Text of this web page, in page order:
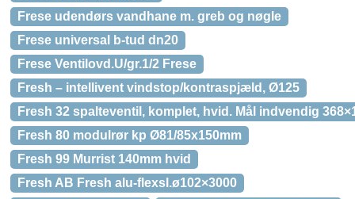
Frese udendørs vandhane m. greb og nøgle
Frese universal b-tud dn20
Frese Ventilovd.U/gr.1/2 Frese
Fresh – intellivent vindstop/kontraspjæld, Ø125
Fresh 32 spalteventil, komplet, hvid. Mål indvendig
Fresh 80 modulrør kp Ø81/85x150mm
Fresh 99 Murrist 140mm hvid
Fresh AB Fresh alu-flexsl.ø102×3000